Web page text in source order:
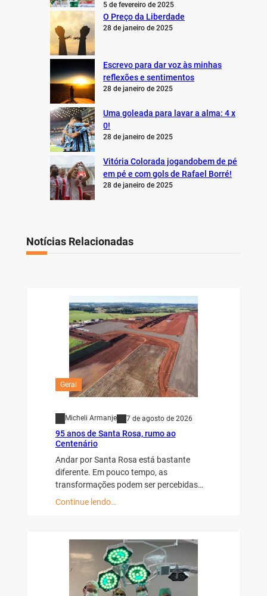
5 de fevereiro de 2025
O Preço da Liberdade
28 de janeiro de 2025
Escrevo para dar voz às minhas
reflexões e sentimentos
28 de janeiro de 2025
Uma goleada para lavar a alma: 4 x
0!
28 de janeiro de 2025
Vitória Colorada jogandobem de pé
em pé e com gols de Rafael Borré!
28 de janeiro de 2025
Notícias Relacionadas
Geral
Micheli Armanje 7 de agosto de 2026
95 anos de Santa Rosa, rumo ao
Centenário
Andar por Santa Rosa está bastante
diferente. Em pouco tempo, as
transformações podem ser percebidas…
Continue lendo…